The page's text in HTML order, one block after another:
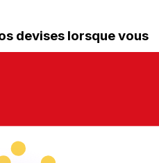
devises lorsque vous